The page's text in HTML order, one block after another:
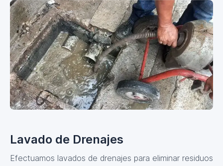
Lavado de Drenajes
Efectuamos lavados de drenajes para eliminar residuos